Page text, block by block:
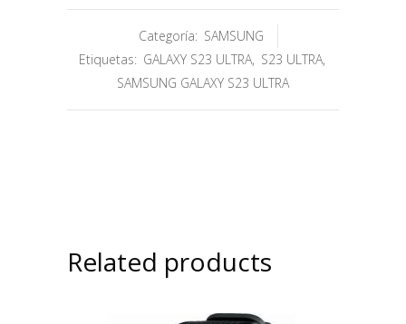
Categoría: SAMSUNG
Etiquetas: GALAXY S23 ULTRA, S23 ULTRA,
SAMSUNG GALAXY S23 ULTRA
Related products